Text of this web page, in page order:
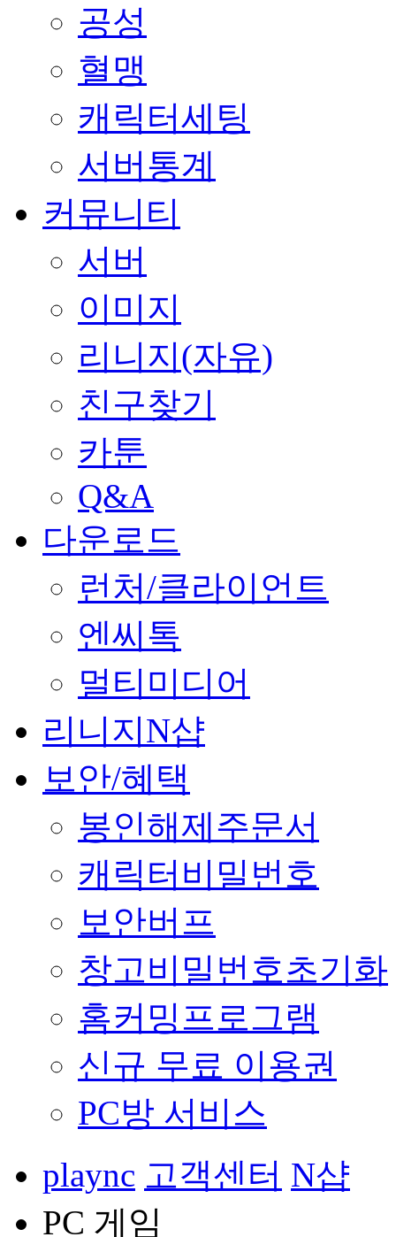
공성
혈맹
캐릭터세팅
서버통계
커뮤니티
서버
이미지
리니지(자유)
친구찾기
카툰
Q&A
다운로드
런처/클라이언트
엔씨톡
멀티미디어
리니지N샵
보안/혜택
봉인해제주문서
캐릭터비밀번호
보안버프
창고비밀번호초기화
홈커밍프로그램
신규 무료 이용권
PC방 서비스
plaync 고객센터 N샵
PC 게임